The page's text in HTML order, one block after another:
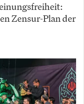
Zensur-Plan der